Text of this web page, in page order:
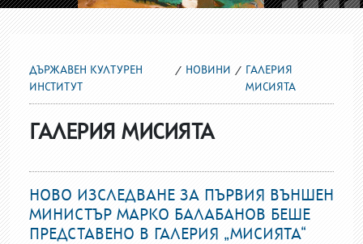
ДЪРЖАВЕН КУЛТУРЕН
ИНСТИТУТ
НОВИНИ
ГАЛЕРИЯ
МИСИЯТА
ГАЛЕРИЯ МИСИЯТА
НОВО ИЗСЛЕДВАНЕ ЗА ПЪРВИЯ ВЪНШЕН
МИНИСТЪР МАРКО БАЛАБАНОВ БЕШЕ
ПРЕДСТАВЕНО В ГАЛЕРИЯ „МИСИЯТА“